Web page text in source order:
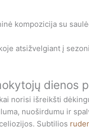
kompozicija su
atsižvelgiant į
dienos
norisi išreikšti
nuoširdumu ir
Subtilios